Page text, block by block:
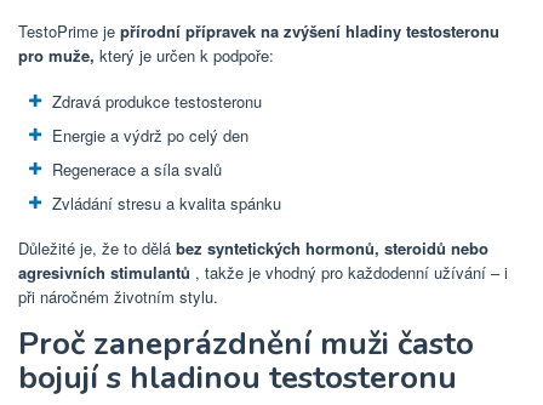
TestoPrime je přírodní přípravek na zvýšení hladiny testosteronu
pro muže, který je určen k podpoře:
Zdravá produkce testosteronu
Energie a výdrž po celý den
Regenerace a síla svalů
Zvládání stresu a kvalita spánku
Důležité je, že to dělá bez syntetických hormonů, steroidů nebo
agresivních stimulantů , takže je vhodný pro každodenní užívání – i
při náročném životním stylu.
Proč zaneprázdnění muži často
bojují s hladinou testosteronu